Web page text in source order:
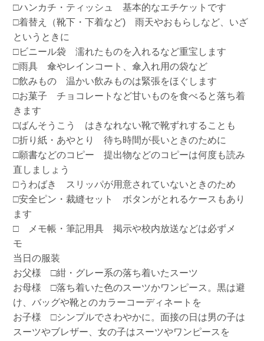
□ハンカチ・ティッシュ 基本的なエチケットです
□着替え（靴下・下着など) 雨天やおもらしなど、いざ
というときに
□ビニール袋 濡れたものを入れるなど重宝します
□雨具 傘やレインコート、傘入れ用の袋など
□飲みもの 温かい飲みものは緊張をほぐします
□お菓子 チョコレートなど甘いものを食べると落ち着
きます
□ばんそうこう はきなれない靴で靴ずれすることも
□折り紙・あやとり 待ち時間が長いときのために
□願書などのコピー 提出物などのコピーは何度も読み
直しましょう
□うわばき スリッパが用意されていないときのため
□安全ピン・裁縫セット ボタンがとれるケースもあり
ます
□ メモ帳・筆記用具 掲示や校内放送などは必ずメ
モ
当日の服装
お父様 □紺・グレー系の落ち着いたスーツ
お母様 □落ち着いた色のスーツかワンピース。黒は避
け、バッグや靴とのカラーコーディネートを
お子様 □シンプルでさわやかに。面接の日は男の子は
スーツやブレザー、女の子はスーツやワンピースを